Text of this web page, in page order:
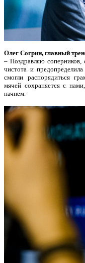
Олег Согрин, главный
– Поздравляю соперников,
чистота и
смогли распорядиться
мячей сохраняется с
начнем.